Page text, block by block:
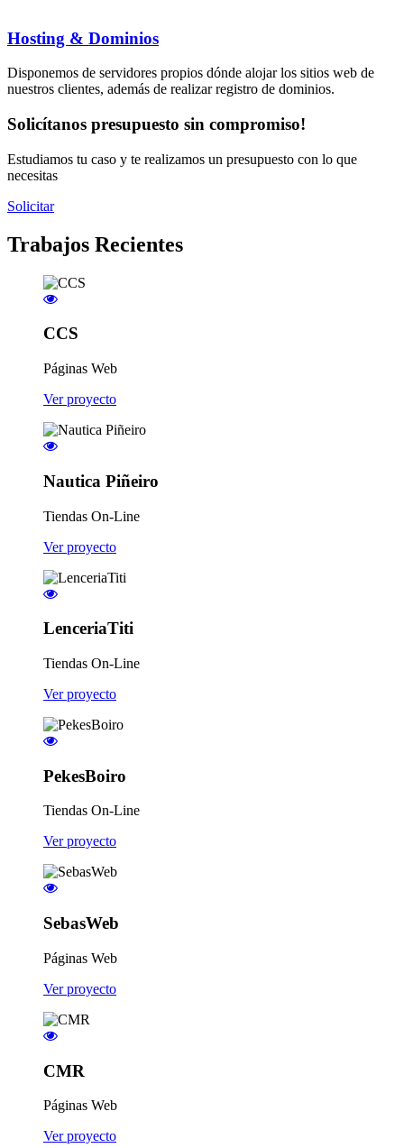
Hosting & Dominios
Disponemos de servidores propios dónde alojar los sitios web de
nuestros clientes, además de realizar registro de dominios.
Solicítanos presupuesto sin compromiso!
Estudiamos tu caso y te realizamos un presupuesto con lo que
necesitas
Solicitar
Trabajos Recientes
CCS
Páginas Web
Ver proyecto
Nautica Piñeiro
Tiendas On-Line
Ver proyecto
LenceriaTiti
Tiendas On-Line
Ver proyecto
PekesBoiro
Tiendas On-Line
Ver proyecto
SebasWeb
Páginas Web
Ver proyecto
CMR
Páginas Web
Ver proyecto